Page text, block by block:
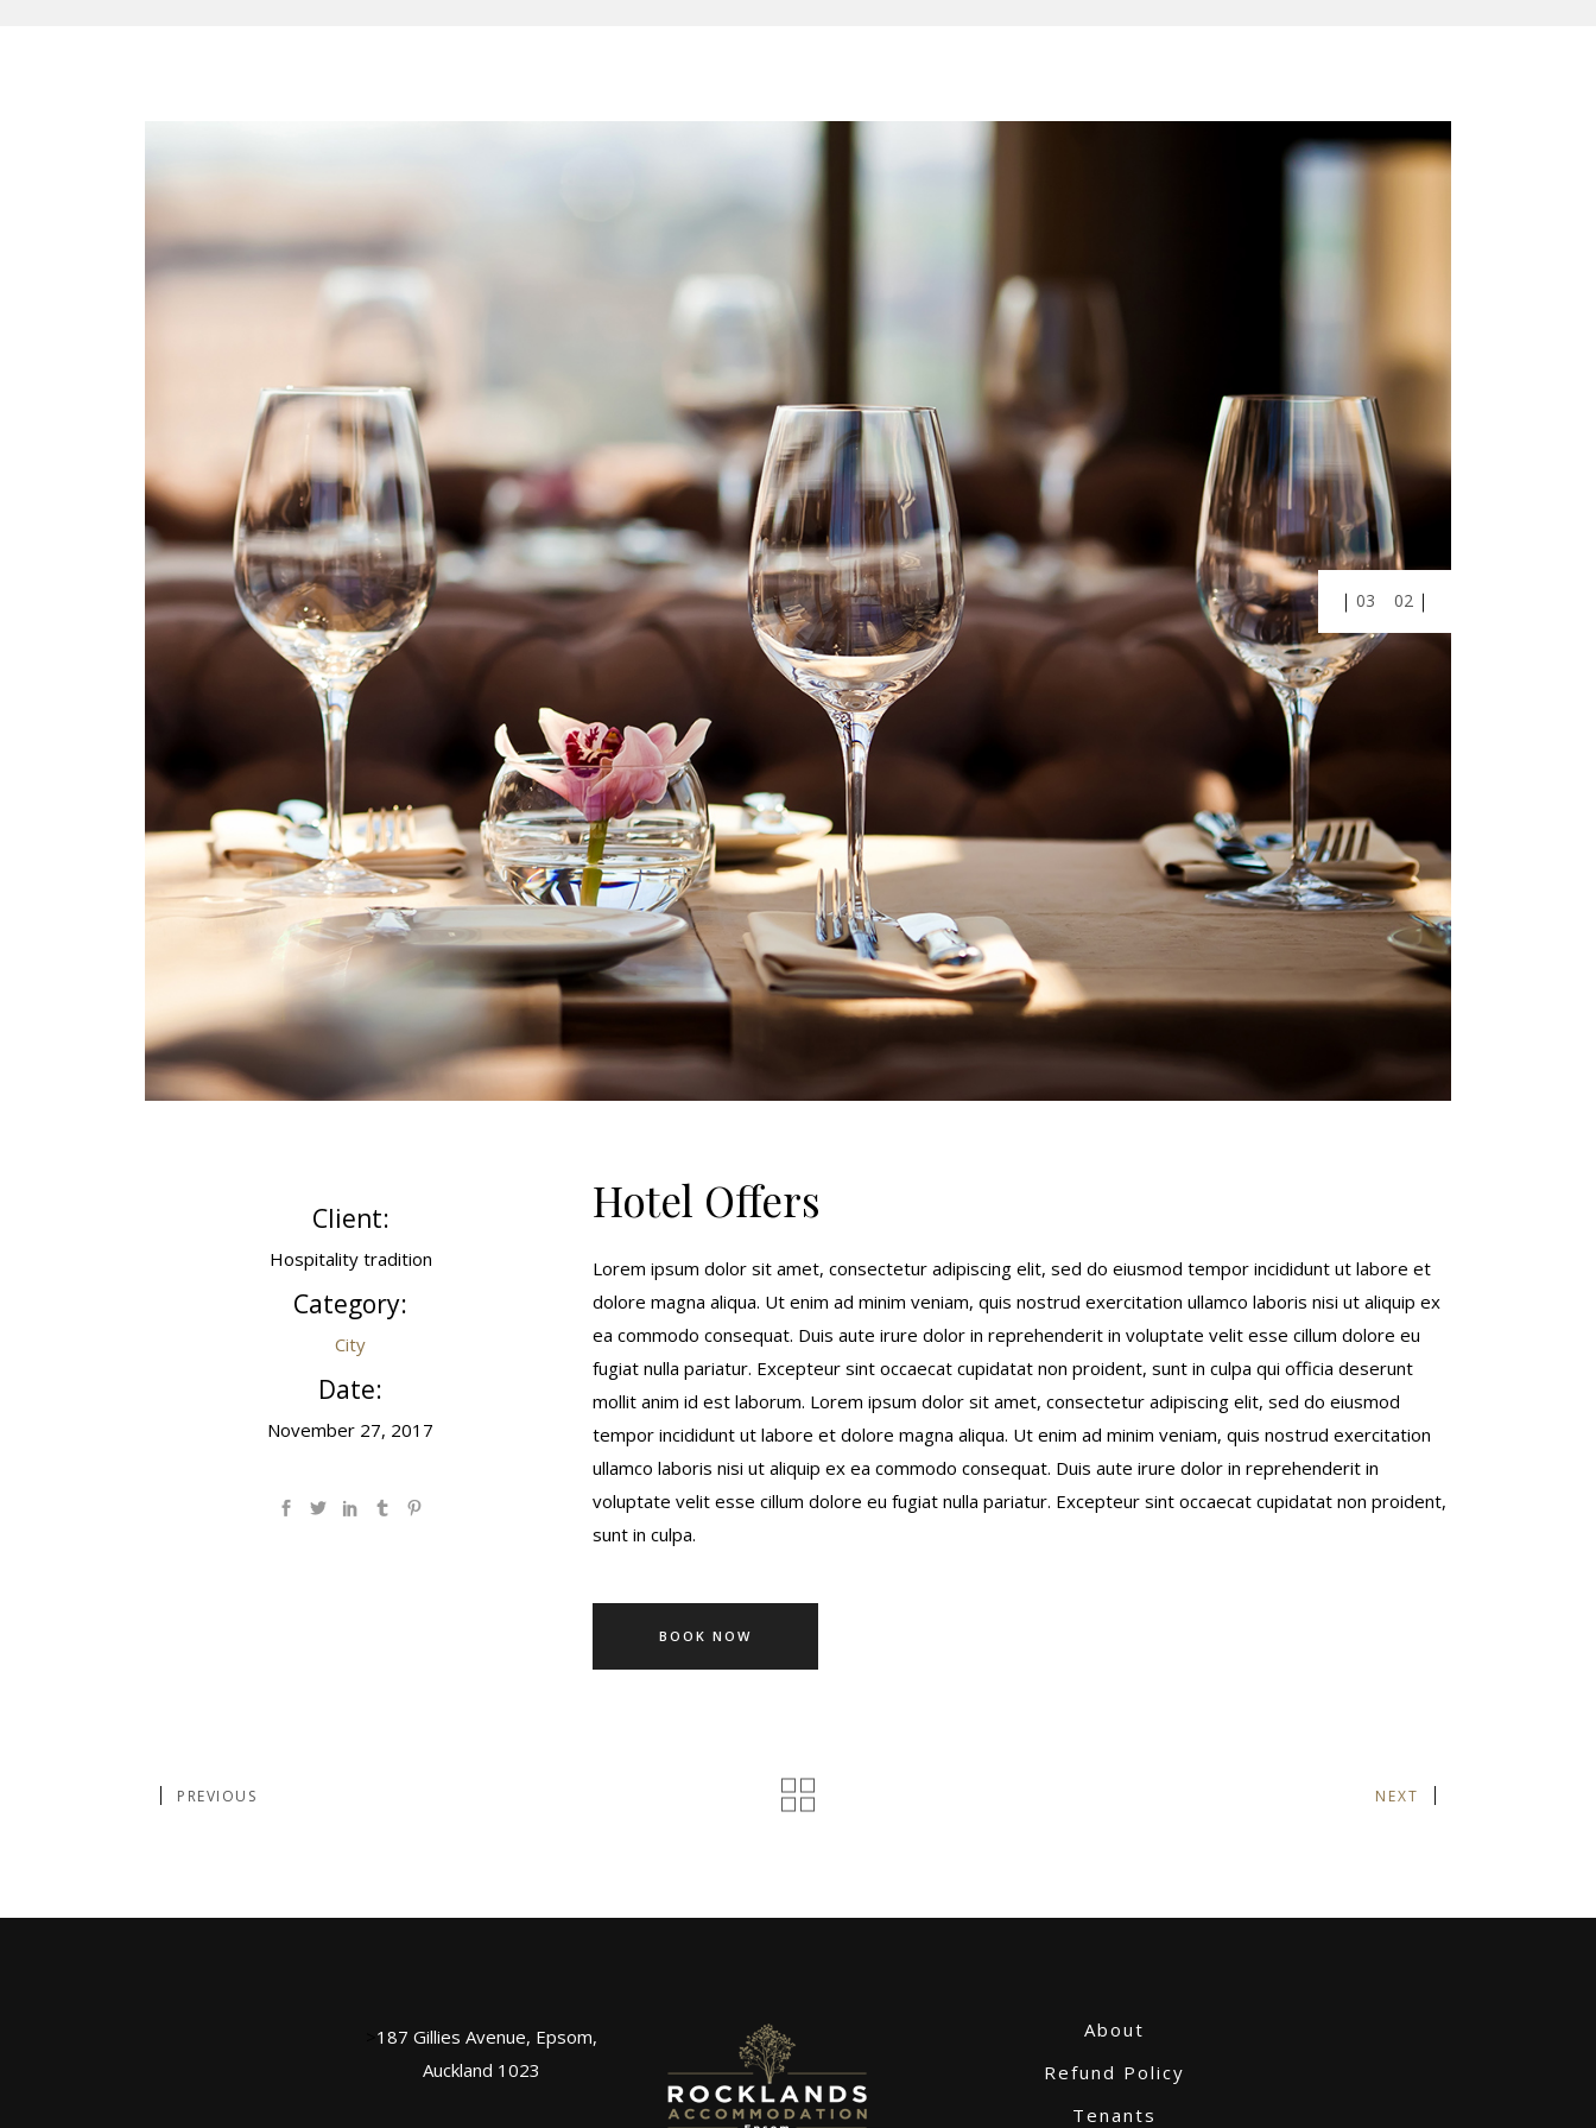
01 03
Client:
Hospitality tradition
Category:
City
Date:
November 27, 2017
Hotel Offers
Lorem ipsum dolor sit amet, consectetur adipiscing elit, sed do eiusmod tempor incididunt ut labore et
dolore magna aliqua. Ut enim ad minim veniam, quis nostrud exercitation ullamco laboris nisi ut aliquip ex
ea commodo consequat. Duis aute irure dolor in reprehenderit in voluptate velit esse cillum dolore eu
fugiat nulla pariatur. Excepteur sint occaecat cupidatat non proident, sunt in culpa qui officia deserunt
mollit anim id est laborum. Lorem ipsum dolor sit amet, consectetur adipiscing elit, sed do eiusmod
tempor incididunt ut labore et dolore magna aliqua. Ut enim ad minim veniam, quis nostrud exercitation
ullamco laboris nisi ut aliquip ex ea commodo consequat. Duis aute irure dolor in reprehenderit in
voluptate velit esse cillum dolore eu fugiat nulla pariatur. Excepteur sint occaecat cupidatat non proident,
sunt in culpa.
BOOK NOW
PREVIOUS NEXT
187 Gillies Avenue, Epsom,
Auckland 1023
About
Refund Policy
Tenants